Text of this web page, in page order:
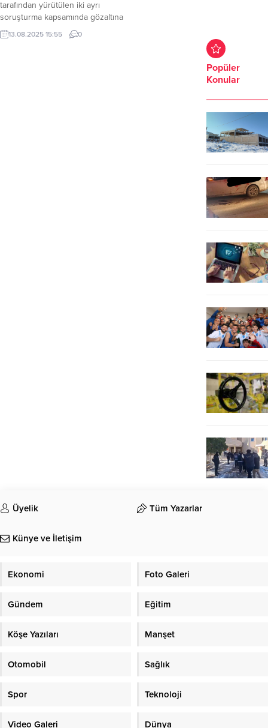
tarafından yürütülen iki ayrı
soruşturma kapsamında gözaltına
alınan avukat Rezan Epözdemir,
adliyeye sevk edildi. 10 Ağustos’ta
13.08.2025 15:55 0
Popüler
Konular
Üyelik Tüm Yazarlar
Künye ve İletişim
Ekonomi Foto Galeri
Gündem Eğitim
Köşe Yazıları Manşet
Otomobil Sağlık
Spor Teknoloji
Video Galeri Dünya